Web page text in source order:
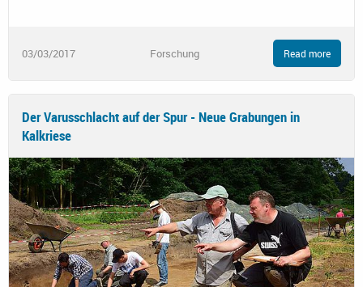
03/03/2017 Forschung Read more
Der Varusschlacht auf der Spur - Neue Grabungen in
Kalkriese